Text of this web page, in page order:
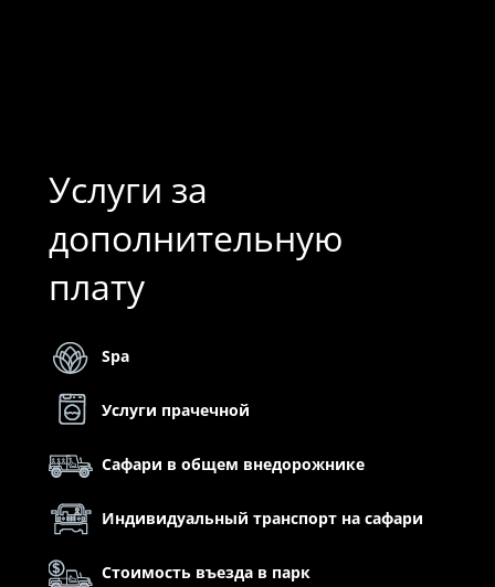
Услуги за
дополнительную
плату
Spa
Услуги прачечной
Сафари в общем внедорожнике
Индивидуальный транспорт на сафари
Стоимость въезда в парк